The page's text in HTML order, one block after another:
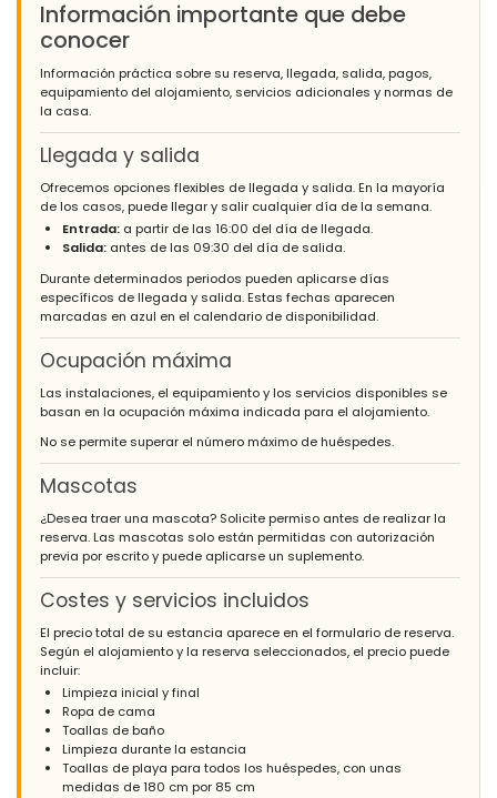
Información importante que debe
conocer
Información práctica sobre su reserva, llegada, salida, pagos,
equipamiento del alojamiento, servicios adicionales y normas de
la casa.
Llegada y salida
Ofrecemos opciones flexibles de llegada y salida. En la mayoría
de los casos, puede llegar y salir cualquier día de la semana.
Entrada: a partir de las 16:00 del día de llegada.
Salida: antes de las 09:30 del día de salida.
Durante determinados periodos pueden aplicarse días
específicos de llegada y salida. Estas fechas aparecen
marcadas en azul en el calendario de disponibilidad.
Ocupación máxima
Las instalaciones, el equipamiento y los servicios disponibles se
basan en la ocupación máxima indicada para el alojamiento.
No se permite superar el número máximo de huéspedes.
Mascotas
¿Desea traer una mascota? Solicite permiso antes de realizar la
reserva. Las mascotas solo están permitidas con autorización
previa por escrito y puede aplicarse un suplemento.
Costes y servicios incluidos
El precio total de su estancia aparece en el formulario de reserva.
Según el alojamiento y la reserva seleccionados, el precio puede
incluir:
Limpieza inicial y final
Ropa de cama
Toallas de baño
Limpieza durante la estancia
Toallas de playa para todos los huéspedes, con unas
medidas de 180 cm por 85 cm